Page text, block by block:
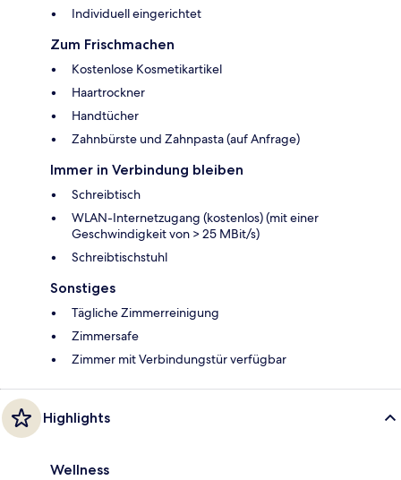
Individuell eingerichtet
Zum Frischmachen
Kostenlose Kosmetikartikel
Haartrockner
Handtücher
Zahnbürste und Zahnpasta (auf Anfrage)
Immer in Verbindung bleiben
Schreibtisch
WLAN-Internetzugang (kostenlos) (mit einer
Geschwindigkeit von > 25 MBit/s)
Schreibtischstuhl
Sonstiges
Tägliche Zimmerreinigung
Zimmersafe
Zimmer mit Verbindungstür verfügbar
Highlights
Wellness